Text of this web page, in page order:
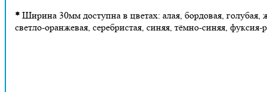
* Ширина 30мм доступна в цветах: алая, бордовая, голубая,
светло-оранжевая, серебристая, синяя, тёмно-синяя, фуксия-